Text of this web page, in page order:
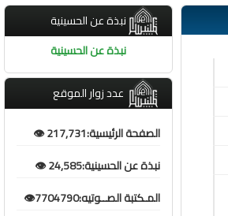
نبذة عن الحسينية
نبذة عن الحسينية
عدد زوار الموقع
الصفحة الرئيسية:217,731 👁️
نبذة عن الحسينية:24,585 👁️
المـكتبة الصــوتيه:7704790👁️